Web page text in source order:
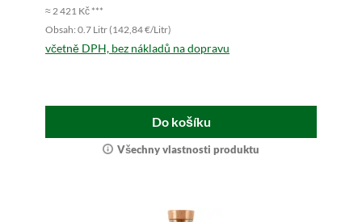
≈ 2 421 Kč ***
Obsah: 0.7 Litr (142,84 €/Litr)
včetně DPH, bez nákladů na dopravu
Do košíku
Všechny vlastnosti produktu